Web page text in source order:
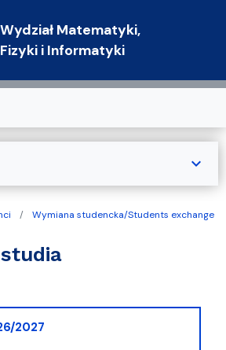
Wydział Matematyki,
Fizyki i Informatyki
Wymiana studencka/Students exchange
2027
expand_more